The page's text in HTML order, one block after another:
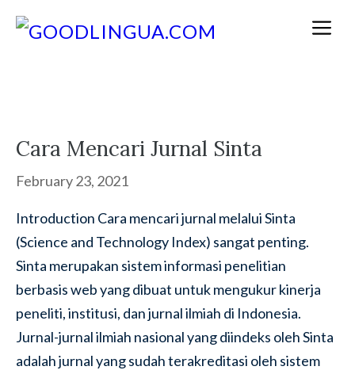
Cara Mencari Jurnal Sinta
February 23, 2021
Introduction Cara mencari jurnal melalui Sinta
(Science and Technology Index) sangat penting.
Sinta merupakan sistem informasi penelitian
berbasis web yang dibuat untuk mengukur kinerja
peneliti, institusi, dan jurnal ilmiah di Indonesia.
Jurnal-jurnal ilmiah nasional yang diindeks oleh Sinta
adalah jurnal yang sudah terakreditasi oleh sistem